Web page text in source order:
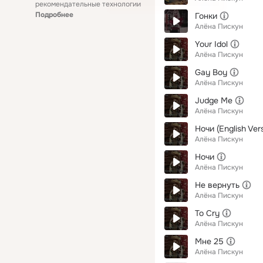
рекомендательные технологии
Подробнее
Гонки
Алёна Пискун
Your Idol
Алёна Пискун
Gay Boy
Алёна Пискун
Judge Me
Алёна Пискун
Ночи (English
Алёна Пискун
Ночи
Алёна Пискун
Не вернуть
Алёна Пискун
To Cry
Алёна Пискун
Мне 25
Алёна Пискун